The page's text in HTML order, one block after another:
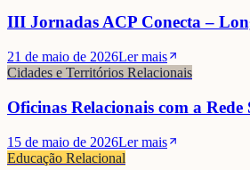
III Jornadas ACP Conecta –
21 de maio de 2026Ler mais
Cidades e Territórios Relacionais
Oficinas Relacionais com a Rede
15 de maio de 2026Ler mais
Educação Relacional